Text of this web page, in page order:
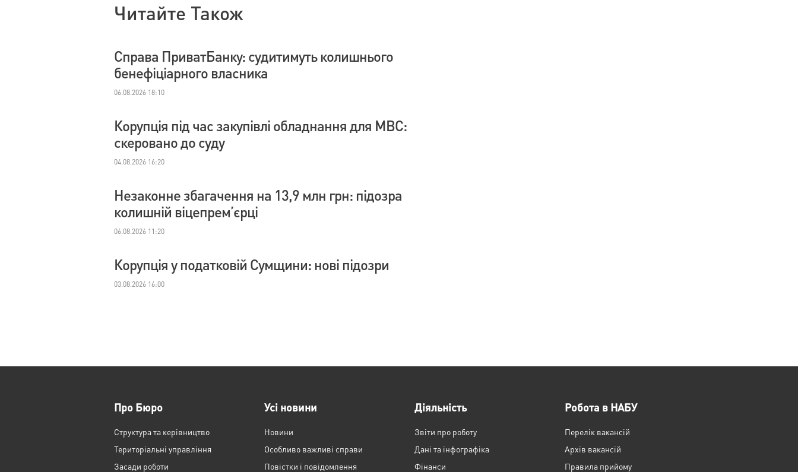
Читайте Також
Справа ПриватБанку: судитимуть колишнього
бенефіціарного власника
06.08.2026 18:10
Корупція під час закупівлі обладнання для МВС:
скеровано до суду
04.08.2026 16:20
Незаконне збагачення на 13,9 млн грн: підозра
колишній віцепрем’єрці
06.08.2026 11:20
Корупція у податковій Сумщини: нові підозри
03.08.2026 16:00
Про Бюро
Структура та керівництво
Територіальні управління
Засади роботи
Усі новини
Новини
Особливо важливі справи
Повістки і повідомлення
Діяльність
Звіти про роботу
Дані та інфографіка
Фінанси
Робота в НАБУ
Перелік вакансій
Архів вакансій
Правила прийому